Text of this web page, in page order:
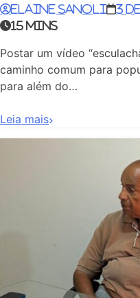
Elaine Sanoli
3
15 mins
Postar um vídeo
caminho comum para
para além do…
Leia mais